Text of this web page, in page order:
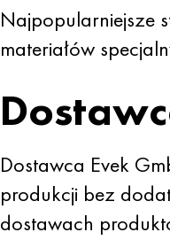
Najpopularniejsze
materiałów
Dostawca Evek
produkcji bez
dostawach